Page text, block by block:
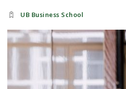
ACTIVITATS
JOB MARKET
UB Business School